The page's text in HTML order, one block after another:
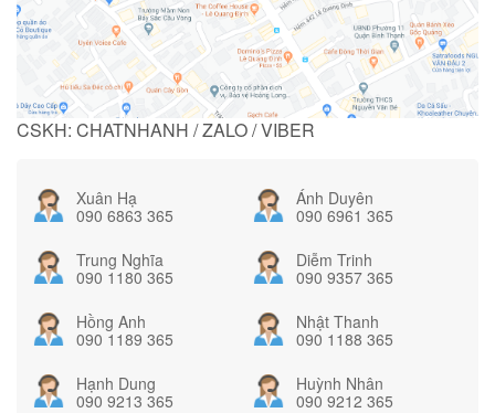
CSKH: CHATNHANH / ZALO / VIBER
Xuân Hạ
090 6863 365
Ánh Duyên
090 6961 365
Trung Nghĩa
090 1180 365
Diễm Trinh
090 9357 365
Hồng Anh
090 1189 365
Nhật Thanh
090 1188 365
Hạnh Dung
090 9213 365
Huỳnh Nhân
090 9212 365